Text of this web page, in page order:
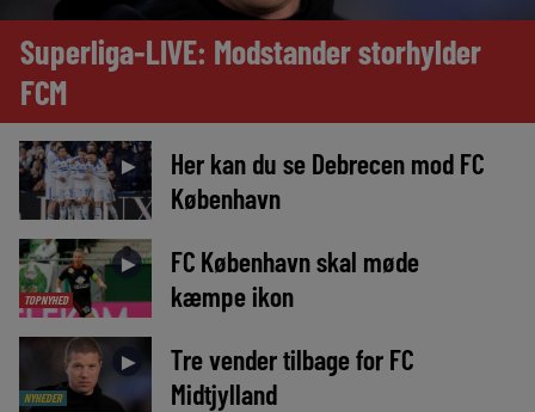
Superliga-LIVE: Modstander storhylder
FCM
►
Her kan du se Debrecen mod FC
København
TOPNYHED
►
FC København skal møde
kæmpe ikon
NYHEDER
►
Tre vender tilbage for FC
Midtjylland